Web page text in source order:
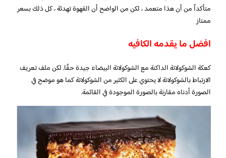
متأكداً من أن هذا متعمد ، لكن من الواضح أن القهوة تهدئة ، كل ذلك بسعر
ممتاز
افضل ما يقدمه الكافيه
كعكة الشوكولاتة الداكنة مع الشوكولاتة البيضاء جيدة حقًا. لكن ملف تعريف
الارتباط بالشوكولاتة لا يحتوي على الكثير من الشوكولاتة كما هو موضح في
الصورة أدناه مقارنة بالصورة الموجودة في القائمة.